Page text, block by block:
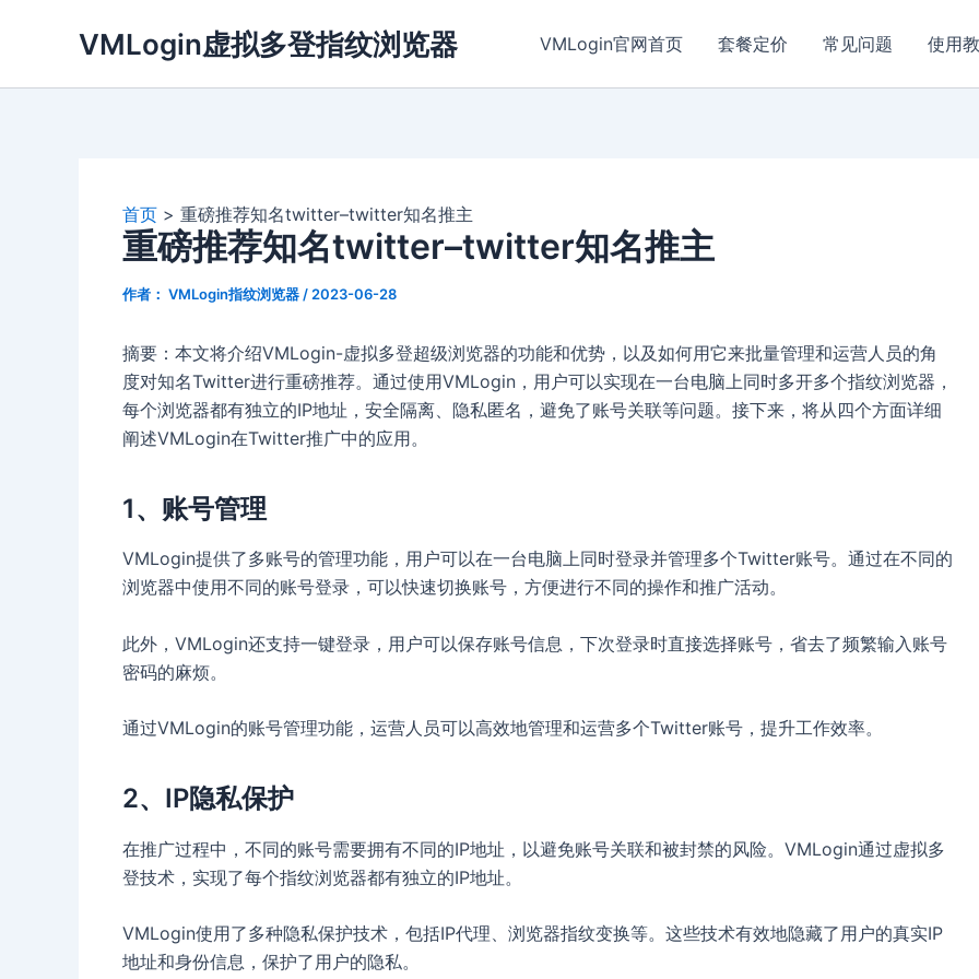
VMLogin虚拟多登指纹浏览器 VMLogin官网首页 套餐定价 常见问题 使用
首页 重磅推荐知名twitter–twitter知名推主
重磅推荐知名twitter–twitter知名推主
作者： VMLogin指纹浏览器 / 2023-06-28
摘要：本文将介绍VMLogin-虚拟多登超级浏览器的功能和优势，以及如何用它来批量管理和运营人员的角
度对知名Twitter进行重磅推荐。通过使用VMLogin，用户可以实现在一台电脑上同时多开多个指纹浏览器，
每个浏览器都有独立的IP地址，安全隔离、隐私匿名，避免了账号关联等问题。接下来，将从四个方面详细
阐述VMLogin在Twitter推广中的应用。
1、账号管理
VMLogin提供了多账号的管理功能，用户可以在一台电脑上同时登录并管理多个Twitter账号。通过在不同的
浏览器中使用不同的账号登录，可以快速切换账号，方便进行不同的操作和推广活动。
此外，VMLogin还支持一键登录，用户可以保存账号信息，下次登录时直接选择账号，省去了频繁输入账号
密码的麻烦。
通过VMLogin的账号管理功能，运营人员可以高效地管理和运营多个Twitter账号，提升工作效率。
2、IP隐私保护
在推广过程中，不同的账号需要拥有不同的IP地址，以避免账号关联和被封禁的风险。VMLogin通过虚拟多
登技术，实现了每个指纹浏览器都有独立的IP地址。
VMLogin使用了多种隐私保护技术，包括IP代理、浏览器指纹变换等。这些技术有效地隐藏了用户的真实IP
地址和身份信息，保护了用户的隐私。